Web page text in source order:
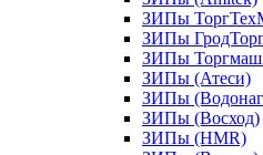
ЗИПы
ЗИПы
ЗИПы Торгмаш
ЗИПы (Атеси)
ЗИПы
ЗИПы (Восход)
ЗИПы (HMR)